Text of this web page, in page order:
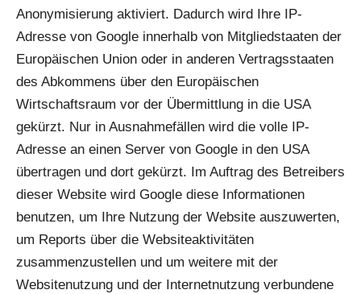
Anonymisierung aktiviert. Dadurch wird Ihre IP-
Adresse von Google innerhalb von Mitgliedstaaten der
Europäischen Union oder in anderen Vertragsstaaten
des Abkommens über den Europäischen
Wirtschaftsraum vor der Übermittlung in die USA
gekürzt. Nur in Ausnahmefällen wird die volle IP-
Adresse an einen Server von Google in den USA
übertragen und dort gekürzt. Im Auftrag des Betreibers
dieser Website wird Google diese Informationen
benutzen, um Ihre Nutzung der Website auszuwerten,
um Reports über die Websiteaktivitäten
zusammenzustellen und um weitere mit der
Websitenutzung und der Internetnutzung verbundene